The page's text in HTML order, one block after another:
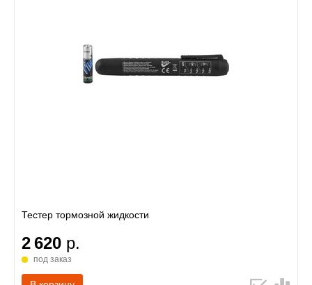
Тестер тормозной жидкости
2 620 р.
под заказ